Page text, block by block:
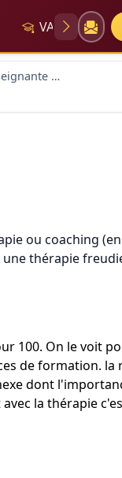
VAE
Bonjour, je suis enseignante et je souhaite faire une formation en ligne visant à travailler en th
en th
ou coaching
thérapie
100. On le voit
de formation.
dont
la thérapie